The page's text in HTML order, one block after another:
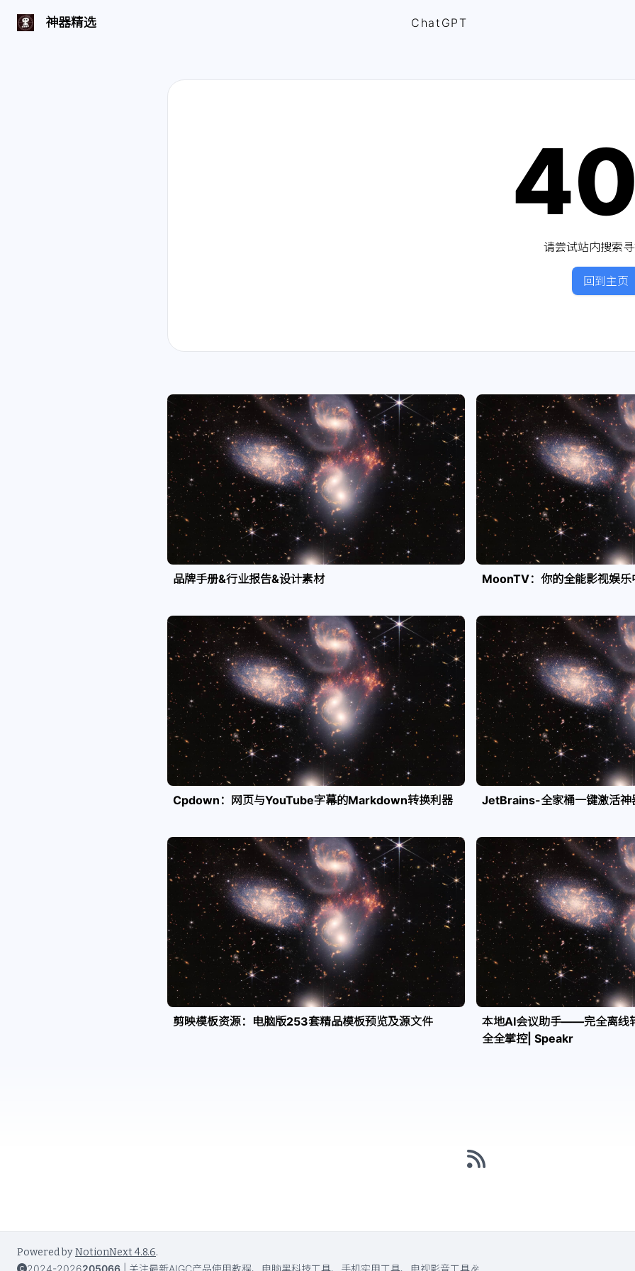
神器精选 ChatGPT
请尝试站内搜索
回到主页
品牌手册&行业报告&设计素材 MoonTV：你的全能影视娱乐
Cpdown：网页与YouTube字幕的Markdown转换利器 JetBrains-全家桶一键激活神
剪映模板资源：电脑版253套精品模板预览及源文件
本地AI会议助手——完全离线
全全掌控| Speakr
Powered by NotionNext 4.8.6.
2024-2026205066 关注最新AIGC产品使用教程、电脑黑科技工具、手机实用工具、电视影音工具🎉